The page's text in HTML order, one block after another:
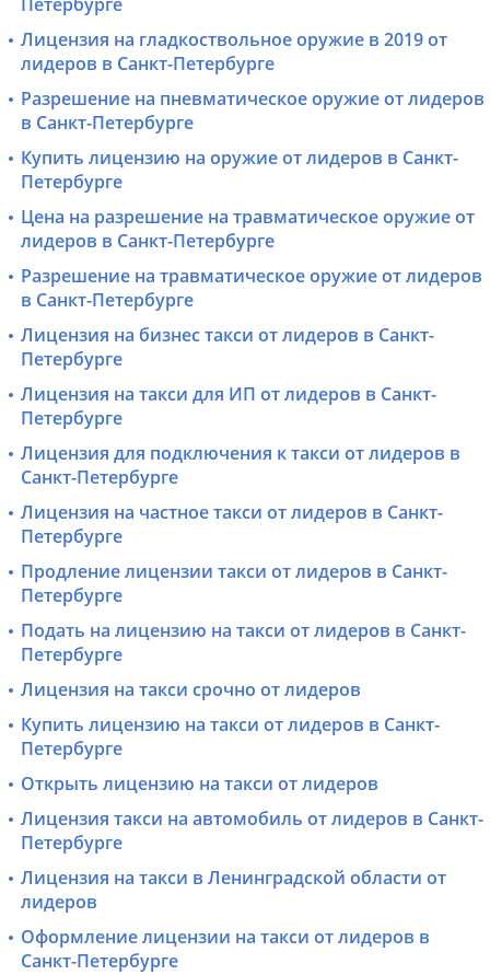
Лицензия на гладкоствольное оружие в 2019 от
лидеров в Санкт-Петербурге
Разрешение на пневматическое оружие от лидеров
в Санкт-Петербурге
Купить лицензию на оружие от лидеров в Санкт-
Петербурге
Цена на разрешение на травматическое оружие от
лидеров в Санкт-Петербурге
Разрешение на травматическое оружие от лидеров
в Санкт-Петербурге
Лицензия на бизнес такси от лидеров в Санкт-
Петербурге
Лицензия на такси для ИП от лидеров в Санкт-
Петербурге
Лицензия для подключения к такси от лидеров в
Санкт-Петербурге
Лицензия на частное такси от лидеров в Санкт-
Петербурге
Продление лицензии такси от лидеров в Санкт-
Петербурге
Подать на лицензию на такси от лидеров в Санкт-
Петербурге
Лицензия на такси срочно от лидеров
Купить лицензию на такси от лидеров в Санкт-
Петербурге
Открыть лицензию на такси от лидеров
Лицензия такси на автомобиль от лидеров в Санкт-
Петербурге
Лицензия на такси в Ленинградской области от
лидеров
Оформление лицензии на такси от лидеров в
Санкт-Петербурге